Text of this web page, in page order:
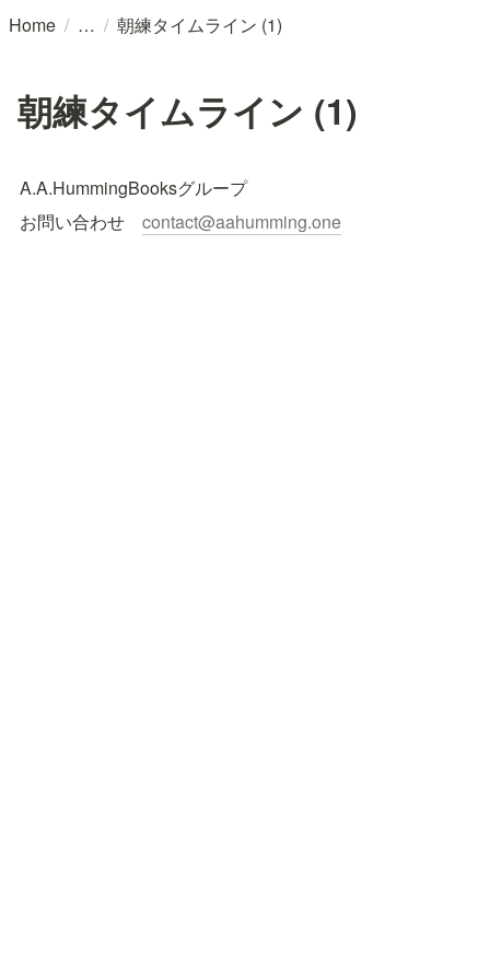
Home / / 朝練タイムライン (1)
朝練タイムライン (1)
A.A.HummingBooksグループ
お問い合わせ contact@aahumming.one